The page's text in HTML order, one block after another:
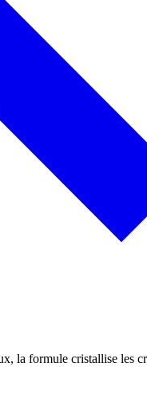
la formule cristallise les